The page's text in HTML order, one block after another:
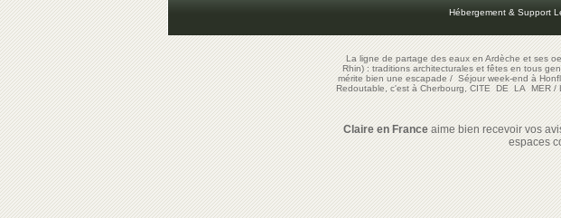
Hébergement & Support
La ligne de partage des eaux en Ardèche et ses
Rhin) : traditions architecturales et fêtes en tous
mérite bien une escapade/Séjour week-end à
Redoutable, c'est à Cherbourg, CITE DE LA MER/
Claire en Franceaime bien recevoir vos
espaces